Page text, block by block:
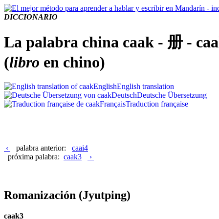
DICCIONARIO
La palabra china caak - 册 -
(libro en chino)
EnglishEnglish translation
DeutschDeutsche Übersetzung
FrançaisTraduction française
‹ palabra anterior: caai4
próxima palabra: caak3 ›
Romanización (Jyutping)
caak3